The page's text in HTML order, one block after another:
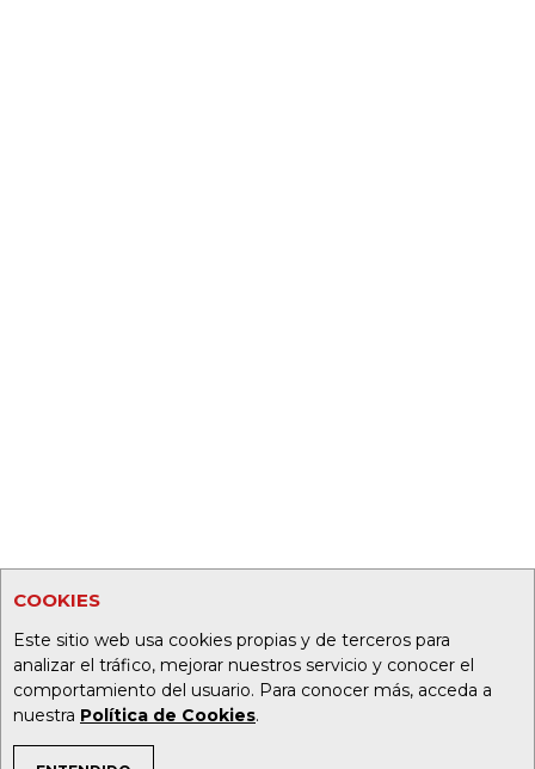
COOKIES
Este sitio web usa cookies propias y de terceros para
analizar el tráfico, mejorar nuestros servicio y conocer el
comportamiento del usuario. Para conocer más, acceda a
nuestra Política de Cookies.